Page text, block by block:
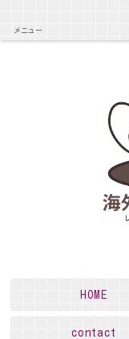
HOME
contact
メニュー